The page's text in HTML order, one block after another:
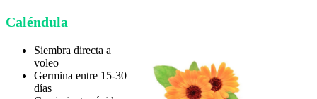
Caléndula
Siembra directa a
voleo
Germina entre 15-30
días